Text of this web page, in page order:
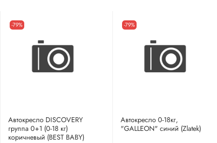
-79%
Автокресло DISCOVERY
группа 0+1 (0-18 кг)
коричневый (BEST BABY)
-79%
Автокресло 0-18кг,
"GALLEON" синий (Zlatek)